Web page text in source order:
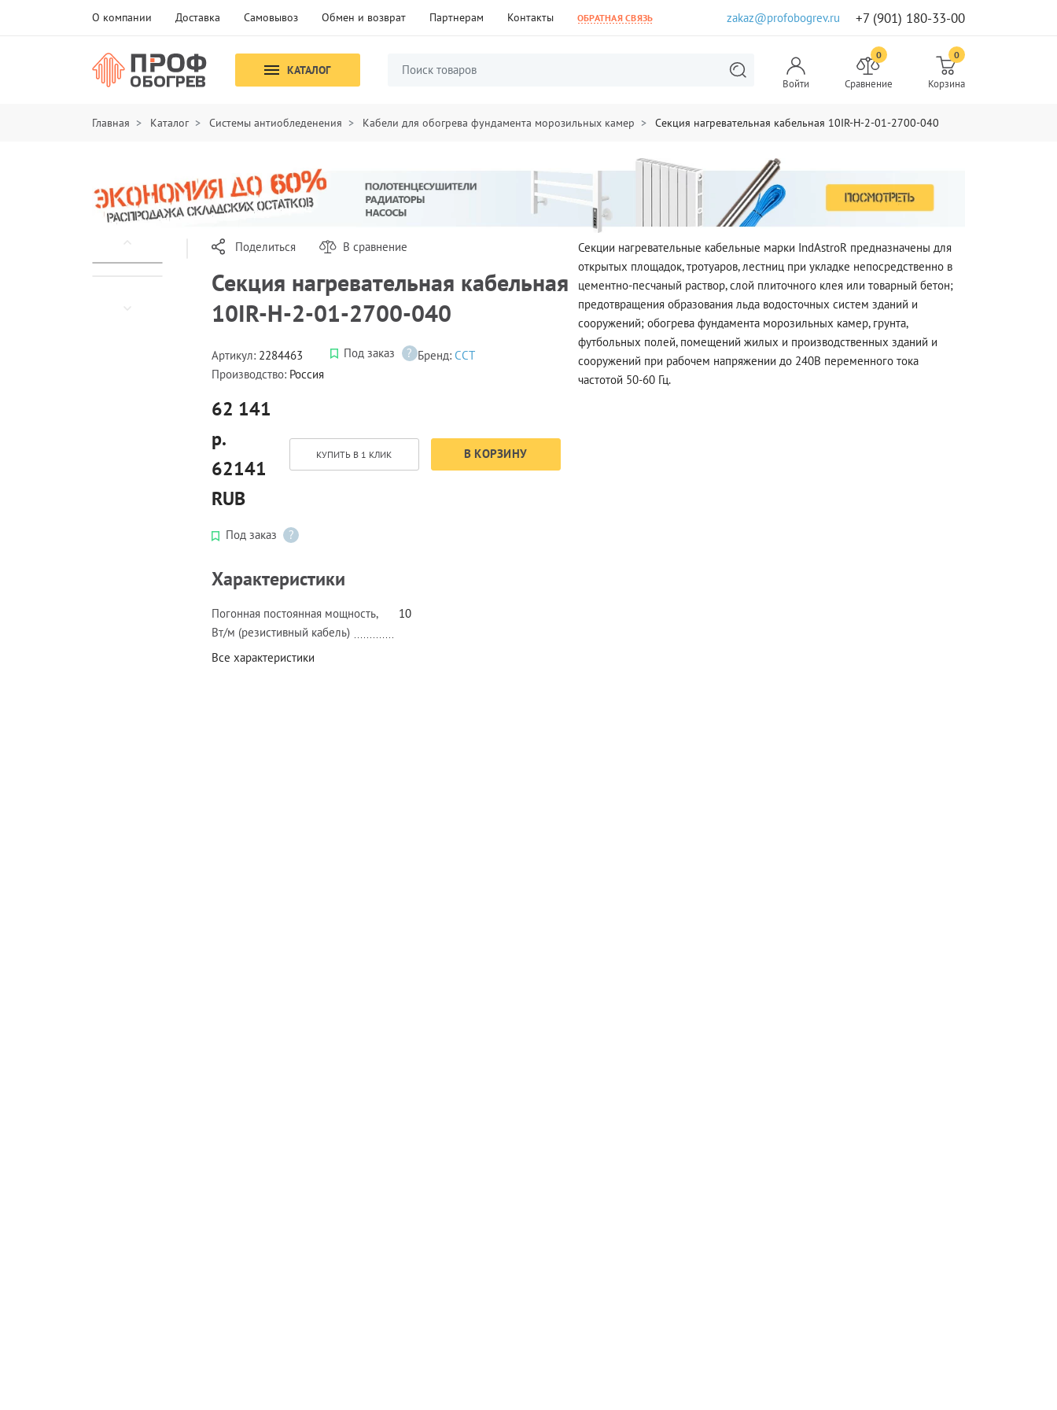
О компании Доставка Самовывоз Обмен и возврат Партнерам Контакты ОБРАТНАЯ СВЯЗЬ zakaz@profobogrev.ru +7 (901) 180-33-00
КАТАЛОГ
Войти
0
Сравнение
0
Корзина
Главная Каталог Системы антиобледенения Кабели для обогрева фундамента морозильных камер Секция нагревательная кабельная 10IR-H-2-01-2700-040
Поделиться В сравнение
Секция нагревательная кабельная
10IR-H-2-01-2700-040
Артикул: 2284463 Под заказ ? Бренд: ССТ
Производство: Россия
62 141
р.
62141
RUB
КУПИТЬ В 1 КЛИК В КОРЗИНУ
Под заказ ?
Характеристики
Погонная постоянная мощность,
Вт/м (резистивный кабель)
10
Все характеристики
Секции нагревательные кабельные марки IndAstroR предназначены для
открытых площадок, тротуаров, лестниц при укладке непосредственно в
цементно-песчаный раствор, слой плиточного клея или товарный бетон;
предотвращения образования льда водосточных систем зданий и
сооружений; обогрева фундамента морозильных камер, грунта,
футбольных полей, помещений жилых и производственных зданий и
сооружений при рабочем напряжении до 240В переменного тока
частотой 50-60 Гц.